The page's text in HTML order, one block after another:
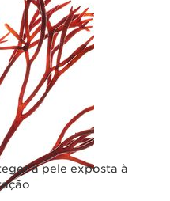
a pele exposta à